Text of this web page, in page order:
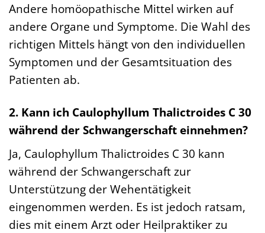
Andere homöopathische Mittel wirken auf
andere Organe und Symptome. Die Wahl des
richtigen Mittels hängt von den individuellen
Symptomen und der Gesamtsituation des
Patienten ab.
2. Kann ich Caulophyllum Thalictroides C 30
während der Schwangerschaft einnehmen?
Ja, Caulophyllum Thalictroides C 30 kann
während der Schwangerschaft zur
Unterstützung der Wehentätigkeit
eingenommen werden. Es ist jedoch ratsam,
dies mit einem Arzt oder Heilpraktiker zu